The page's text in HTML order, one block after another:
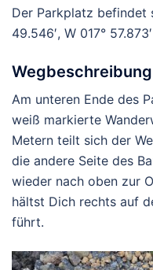
Der Parkplatz befindet
49.546′, W 017°
Wegbeschreibung
Am unteren Ende des
weiß markierte
Metern teilt sich der
die andere Seite des
wieder nach oben zur
hältst Dich rechts auf
führt.